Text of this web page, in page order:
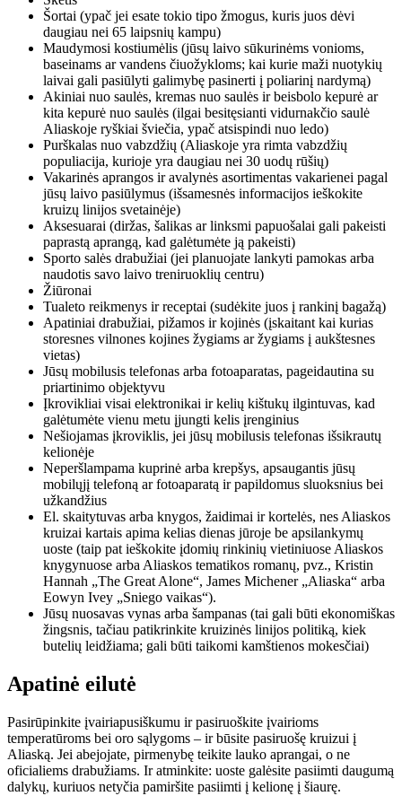
Šortai (ypač jei esate tokio tipo žmogus, kuris juos dėvi
daugiau nei 65 laipsnių kampu)
Maudymosi kostiumėlis (jūsų laivo sūkurinėms vonioms,
baseinams ar vandens čiuožykloms; kai kurie maži nuotykių
laivai gali pasiūlyti galimybę pasinerti į poliarinį nardymą)
Akiniai nuo saulės, kremas nuo saulės ir beisbolo kepurė ar
kita kepurė nuo saulės (ilgai besitęsianti vidurnakčio saulė
Aliaskoje ryškiai šviečia, ypač atsispindi nuo ledo)
Purškalas nuo vabzdžių (Aliaskoje yra rimta vabzdžių
populiacija, kurioje yra daugiau nei 30 uodų rūšių)
Vakarinės aprangos ir avalynės asortimentas vakarienei pagal
jūsų laivo pasiūlymus (išsamesnės informacijos ieškokite
kruizų linijos svetainėje)
Aksesuarai (diržas, šalikas ar linksmi papuošalai gali pakeisti
paprastą aprangą, kad galėtumėte ją pakeisti)
Sporto salės drabužiai (jei planuojate lankyti pamokas arba
naudotis savo laivo treniruoklių centru)
Žiūronai
Tualeto reikmenys ir receptai (sudėkite juos į rankinį bagažą)
Apatiniai drabužiai, pižamos ir kojinės (įskaitant kai kurias
storesnes vilnones kojines žygiams ar žygiams į aukštesnes
vietas)
Jūsų mobilusis telefonas arba fotoaparatas, pageidautina su
priartinimo objektyvu
Įkrovikliai visai elektronikai ir kelių kištukų ilgintuvas, kad
galėtumėte vienu metu įjungti kelis įrenginius
Nešiojamas įkroviklis, jei jūsų mobilusis telefonas išsikrautų
kelionėje
Neperšlampama kuprinė arba krepšys, apsaugantis jūsų
mobilųjį telefoną ar fotoaparatą ir papildomus sluoksnius bei
užkandžius
El. skaitytuvas arba knygos, žaidimai ir kortelės, nes Aliaskos
kruizai kartais apima kelias dienas jūroje be apsilankymų
uoste (taip pat ieškokite įdomių rinkinių vietiniuose Aliaskos
knygynuose arba Aliaskos tematikos romanų, pvz., Kristin
Hannah „The Great Alone“, James Michener „Aliaska“ arba
Eowyn Ivey „Sniego vaikas“).
Jūsų nuosavas vynas arba šampanas (tai gali būti ekonomiškas
žingsnis, tačiau patikrinkite kruizinės linijos politiką, kiek
butelių leidžiama; gali būti taikomi kamštienos mokesčiai)
Apatinė eilutė
Pasirūpinkite įvairiapusiškumu ir pasiruoškite įvairioms
temperatūroms bei oro sąlygoms – ir būsite pasiruošę kruizui į
Aliaską. Jei abejojate, pirmenybę teikite lauko aprangai, o ne
oficialiems drabužiams. Ir atminkite: uoste galėsite pasiimti daugumą
dalykų, kuriuos netyčia pamiršite pasiimti į kelionę į šiaurę.